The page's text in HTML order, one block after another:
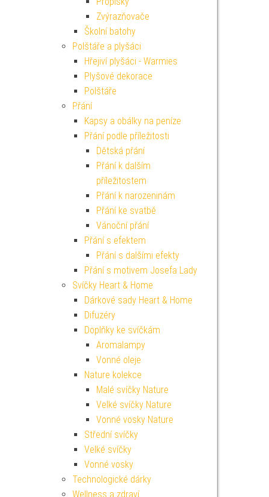
Zvýrazňovače
Školní batohy
Polštáře a plyšáci
Hřejiví plyšáci - Warmies
Plyšové dekorace
Polštáře
Přání
Kapsy a obálky na peníze
Přání podle příležitosti
Dětská přání
Přání k dalším
příležitostem
Přání k narozeninám
Přání ke svatbě
Vánoční přání
Přání s efektem
Přání s dalšími efekty
Přání s motivem Josefa Lady
Svíčky Heart & Home
Dárkové sady Heart & Home
Difuzéry
Doplňky ke svíčkám
Aromalampy
Vonné oleje
Nature kolekce
Malé svíčky Nature
Velké svíčky Nature
Vonné vosky Nature
Střední svíčky
Velké svíčky
Vonné vosky
Technologické dárky
Wellness a zdraví